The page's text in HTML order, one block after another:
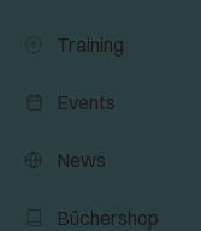
Training
Events
News
Büchershop